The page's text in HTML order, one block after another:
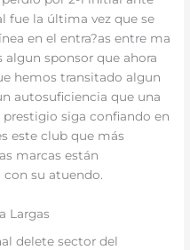
fue la última vez que se
en el entra?as entre ma
algun sponsor que ahora
hemos transitado algun
autosuficiencia que una
siga confiando en
este club que más
marcas están
con su atuendo.
Largas
delete sector del